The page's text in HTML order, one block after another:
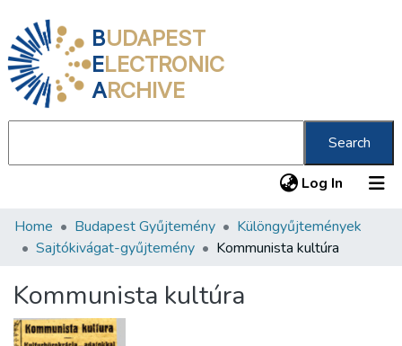
BUDAPEST
ELECTRONIC
ARCHIVE
Search
Log In (current)
Communities & Collections
Statistics
About us
Home Budapest Gyűjtemény
Különgyűjtemények
Sajtókivágat-gyűjtemény
Kommunista kultúra
Kommunista kultúra